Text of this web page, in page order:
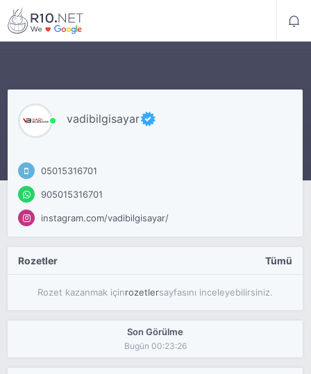
vadibilgisayar
05015316701
905015316701
instagram.com/vadibilgisayar/
Rozetler Tümü
Rozet kazanmak içinrozetlersayfasını inceleyebilirsiniz.
Son Görülme
Bugün 00:23:26